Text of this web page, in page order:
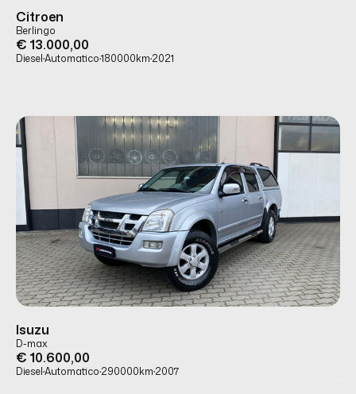
Citroen
Berlingo
€ 13.000,00
Diesel·Automatico·180000km·2021
Isuzu
D-max
€ 10.600,00
Diesel·Automatico·290000km·2007